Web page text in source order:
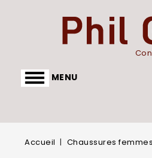
MENU
Accueil Chaussures femmes